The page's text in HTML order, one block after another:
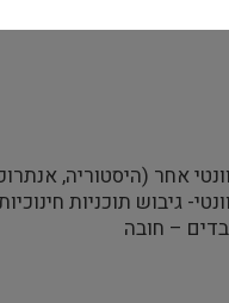
אחר (היסטוריה,
גיבוש תוכניות
– חובה